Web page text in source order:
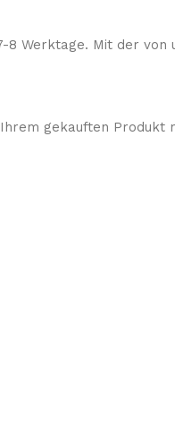
8 Werktage. Mit der
gekauften Produkt